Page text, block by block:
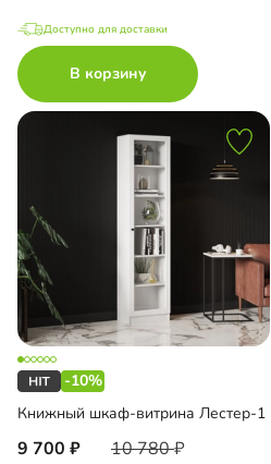
Доступно для доставки
В корзину
-10%
Книжный шкаф-витрина Лестер-1
9 700 10 780